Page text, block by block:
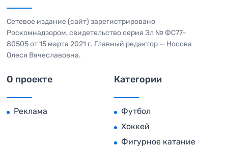
Сетевое издание (сайт) зарегистрировано
Роскомнадзором, свидетельство серия Эл № ФС77-
80505 от 15 марта 2021 г. Главный редактор — Носова
Олеся Вячеславовна.
О проекте
Реклама
Категории
Футбол
Хоккей
Фигурное катание